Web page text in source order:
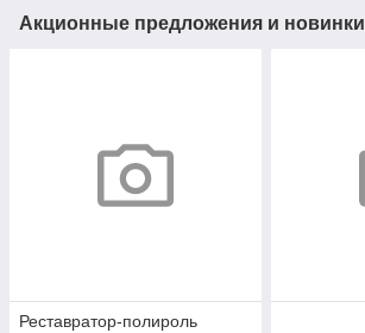
Акционные предложения и новинки
Реставратор-полироль